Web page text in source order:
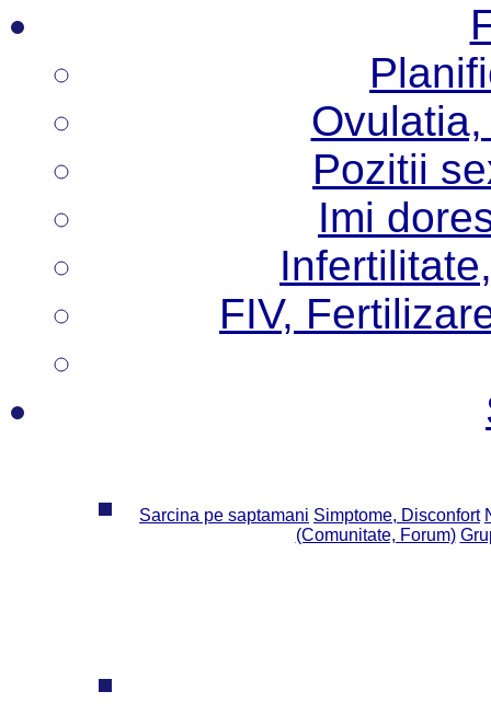
Pozitii
Imi
FIV,
Sarcina pe saptamani Simptome, Disconfort
(Comunitate, Forum)